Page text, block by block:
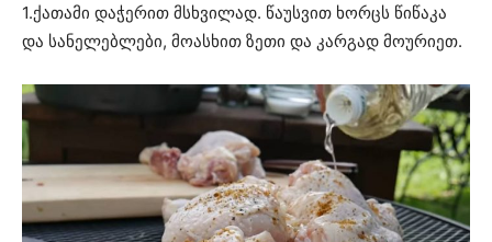
1.ქათამი დაჭერით მსხვილად. წაუსვით ხორცს წიწაკა
და სანელებლები, მოასხით ზეთი და კარგად მოურიეთ.